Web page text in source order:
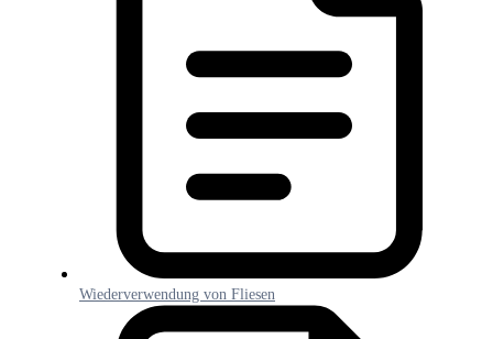
Wiederverwendung von Fliesen